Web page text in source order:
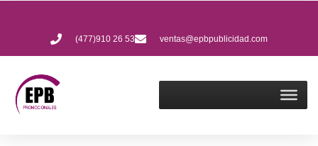
(477)910 26 53 ventas@epbpublicidad.com